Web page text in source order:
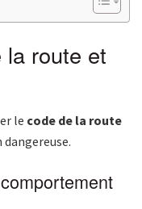
la route et
le code de la route
dangereuse.